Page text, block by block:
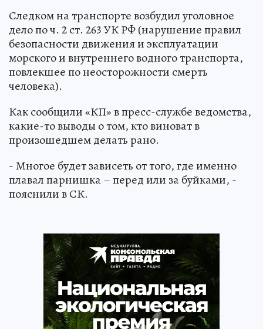
Следком на транспорте возбудил уголовное
дело по ч. 2 ст. 263 УК РФ (нарушение правил
безопасности движения и эксплуатации
морского и внутреннего водного транспорта,
повлекшее по неосторожности смерть
человека).
Как сообщили «КП» в пресс-службе ведомства,
какие-то выводы о том, кто виноват в
произошедшем делать рано.
- Многое будет зависеть от того, где именно
плавал парнишка – перед или за буйками, -
пояснили в СК.